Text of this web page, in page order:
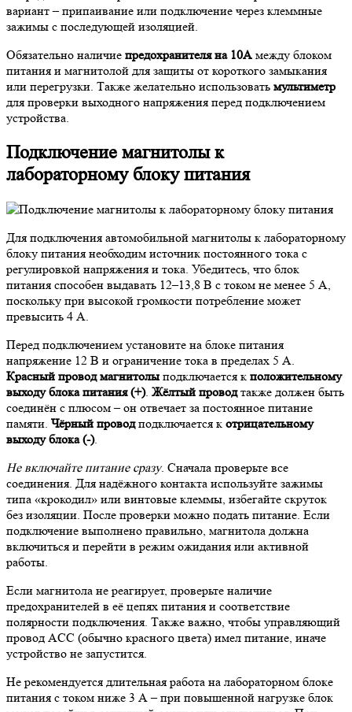
вариант – припаивание или подключение через клеммные
зажимы с последующей изоляцией.
Обязательно наличие предохранителя на 10А между блоком
питания и магнитолой для защиты от короткого замыкания
или перегрузки. Также желательно использовать мультиметр
для проверки выходного напряжения перед подключением
устройства.
Подключение магнитолы к
лабораторному блоку питания
Для подключения автомобильной магнитолы к лабораторному
блоку питания необходим источник постоянного тока с
регулировкой напряжения и тока. Убедитесь, что блок
питания способен выдавать 12–13,8 В с током не менее 5 А,
поскольку при высокой громкости потребление может
превысить 4 А.
Перед подключением установите на блоке питания
напряжение 12 В и ограничение тока в пределах 5 А.
Красный провод магнитолы подключается к положительному
выходу блока питания (+). Жёлтый проводтакже должен быть
соединён с плюсом – он отвечает за постоянное питание
памяти. Чёрный проводподключается к отрицательному
выходу блока (-).
Не включайте питание сразу. Сначала проверьте все
соединения. Для надёжного контакта используйте зажимы
типа «крокодил» или винтовые клеммы, избегайте скруток
без изоляции. После проверки можно подать питание. Если
подключение выполнено правильно, магнитола должна
включиться и перейти в режим ожидания или активной
работы.
Если магнитола не реагирует, проверьте наличие
предохранителей в её цепях питания и соответствие
полярности подключения. Также важно, чтобы управляющий
провод ACC (обычно красного цвета) имел питание, иначе
устройство не запустится.
Не рекомендуется длительная работа на лабораторном блоке
питания с током ниже 3 А – при повышенной нагрузке блок